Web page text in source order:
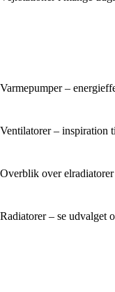
Varmepumper –
Ventilatorer – inspiration
Overblik over
Radiatorer – se udvalget